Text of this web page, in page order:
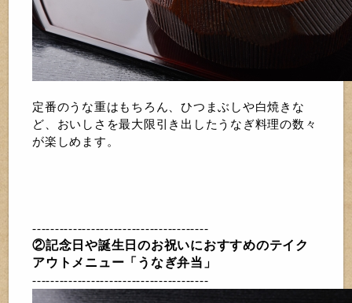
定番のうな重はもちろん、ひつまぶしや白焼きな
ど、おいしさを最大限引き出したうなぎ料理の数々
が楽しめます。
---------------------------------------
②記念日や誕生日のお祝いにおすすめのテイク
アウトメニュー「うなぎ弁当」
---------------------------------------